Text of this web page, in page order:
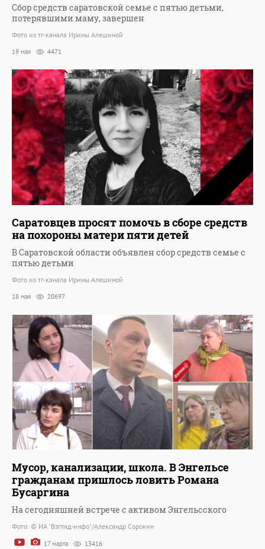
Сбор средств саратовской семье с пятью детьми,
потерявшими маму, завершен
Фото из тг-канала Ирины Алешиной
19 мая 4471
Саратовцев просят помочь в сборе средств
на похороны матери пяти детей
В Саратовской области объявлен сбор средств семье с
пятью детьми
Фото из тг-канала Ирины Алешиной
18 мая 20697
Мусор, канализации, школа. В Энгельсе
гражданам пришлось ловить Романа
Бусаргина
На сегодняшней встрече с активом Энгельсского
Фото: © ИА "Взгляд-инфо"/Александр Сорокин
17 марта 13416